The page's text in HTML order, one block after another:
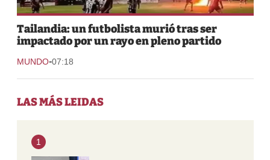
Tailandia: un futbolista murió tras ser
impactado por un rayo en pleno partido
MUNDO-07:18
LAS MÁS LEIDAS
1